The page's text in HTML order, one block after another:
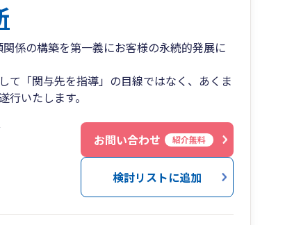
係の構築を第一義にお客様の永続的発展に
て「関与先を指導」の目線ではなく、あくま
いたします。
お問い合わせ 紹介無料
検討リストに追加